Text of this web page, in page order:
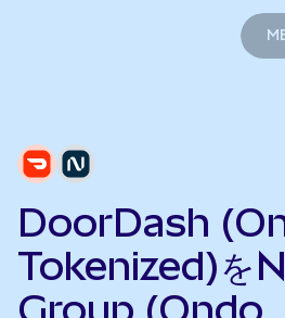
DoorDash
Tokenized)を